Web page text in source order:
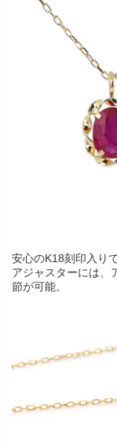
安心のK18刻印入りで
アジャスターには、
節が可能。